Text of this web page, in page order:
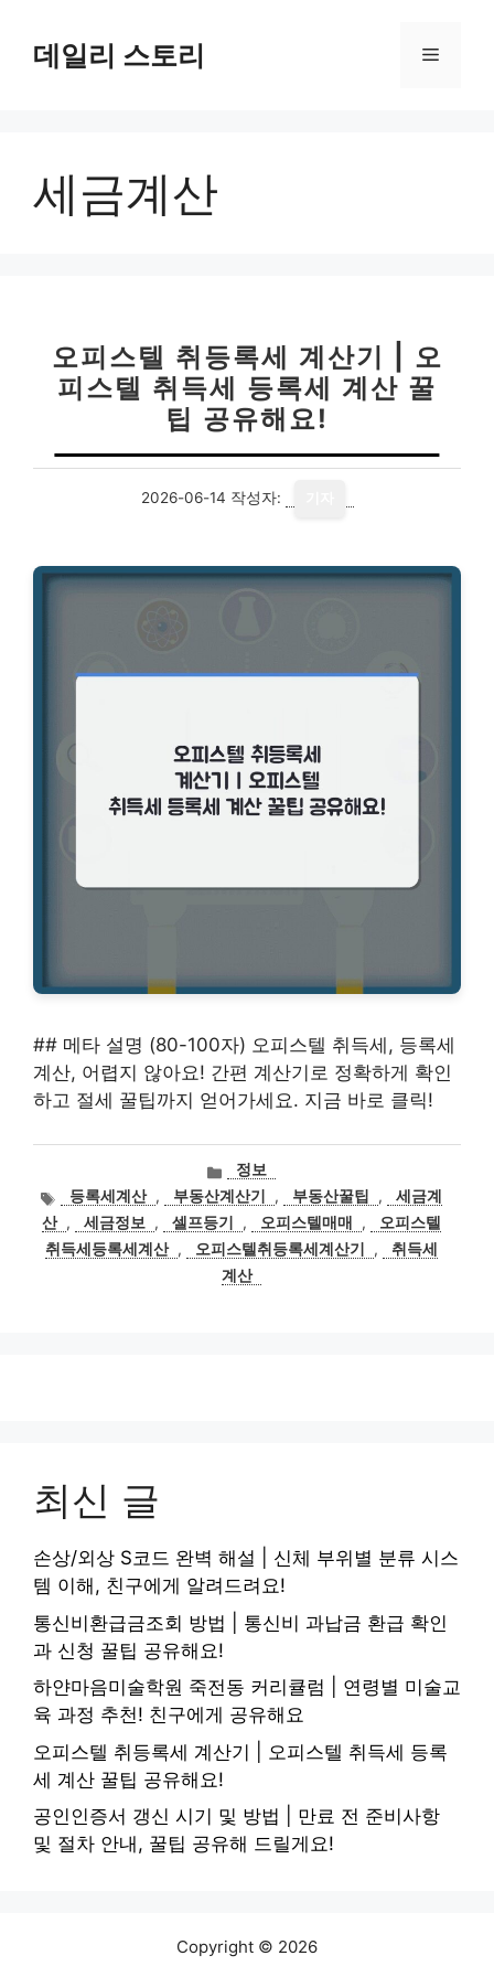
데일리 스토리 메
세금계산
오피스텔 취등록세 계산기 | 오
피스텔 취득세 등록세 계산 꿀
팁 공유해요!
2026-06-14 작성자:
## 메타 설명 (80-100자) 오피스텔 취득세, 등록세
계산, 어렵지 않아요! 간편 계산기로 정확하게 확인
하고 절세 꿀팁까지 얻어가세요. 지금 바로 클릭!
카
테
고
리
정보
태등록세계산 , 부동산계산기 , 부동산꿀팁 ,
세금계
산 , 세금정보 , 셀프등기 , 오피스텔매매 ,
오피스텔
취득세등록세계산 , 오피스텔취등록세계산기 ,
취득세
계산
최신 글
손상/외상 S코드 완벽 해설 | 신체 부위별 분류 시스
템 이해, 친구에게 알려드려요!
통신비환급금조회 방법 | 통신비 과납금 환급 확인
과 신청 꿀팁 공유해요!
하얀마음미술학원 죽전동 커리큘럼 | 연령별 미술교
육 과정 추천! 친구에게 공유해요
오피스텔 취등록세 계산기 | 오피스텔 취득세 등록
세 계산 꿀팁 공유해요!
공인인증서 갱신 시기 및 방법 | 만료 전 준비사항
및 절차 안내, 꿀팁 공유해 드릴게요!
Copyright © 2026